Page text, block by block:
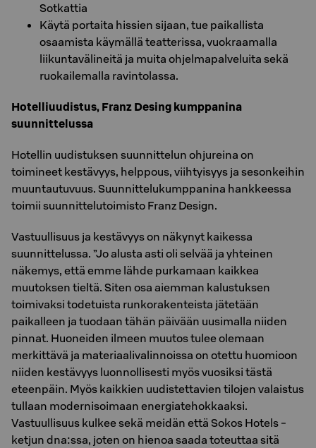
Sotkattia
Käytä portaita hissien sijaan, tue paikallista
osaamista käymällä teatterissa, vuokraamalla
liikuntavälineitä ja muita ohjelmapalveluita sekä
ruokailemalla ravintolassa.
Hotelliuudistus, Franz Desing kumppanina
suunnittelussa
Hotellin uudistuksen suunnittelun ohjureina on
toimineet kestävyys, helppous, viihtyisyys ja sesonkeihin
muuntautuvuus. Suunnittelukumppanina hankkeessa
toimii suunnittelutoimisto Franz Design.
Vastuullisuus ja kestävyys on näkynyt kaikessa
suunnittelussa. ”Jo alusta asti oli selvää ja yhteinen
näkemys, että emme lähde purkamaan kaikkea
muutoksen tieltä. Siten osa aiemman kalustuksen
toimivaksi todetuista runkorakenteista jätetään
paikalleen ja tuodaan tähän päivään uusimalla niiden
pinnat. Huoneiden ilmeen muutos tulee olemaan
merkittävä ja materiaalivalinnoissa on otettu huomioon
niiden kestävyys luonnollisesti myös vuosiksi tästä
eteenpäin. Myös kaikkien uudistettavien tilojen valaistus
tullaan modernisoimaan energiatehokkaaksi.
Vastuullisuus kulkee sekä meidän että Sokos Hotels -
ketjun dna:ssa, joten on hienoa saada toteuttaa sitä